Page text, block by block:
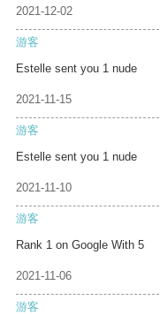
2021-12-02
游客
Estelle sent you 1 nude
2021-11-15
游客
Estelle sent you 1 nude
2021-11-10
游客
Rank 1 on Google With 5
2021-11-06
游客